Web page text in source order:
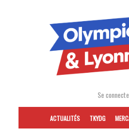
Se
ACTUALITÉS TKYDG